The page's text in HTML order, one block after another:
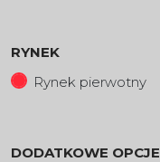
RYNEK
Rynek pierwotny
DODATKOWE OPCJE